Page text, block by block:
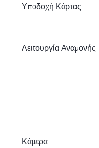
Υποδοχή Κάρτας
Λειτουργία Αναμονής
Κάμερα